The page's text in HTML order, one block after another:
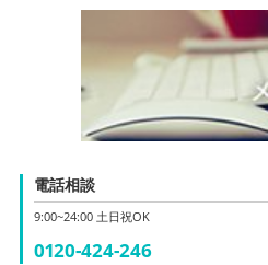
電話相談
9:00~24:00 土日祝OK
0120-424-246